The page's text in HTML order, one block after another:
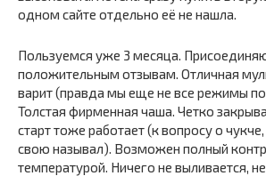
одном сайте отдельно её не нашла.
Пользуемся уже 3 месяца.
положительным отзывам. Отличная
варит (правда мы еще не все режимы
Толстая фирменная чаша. Четко
старт тоже работает (к вопросу о
свою называл). Возможен полный
температурой. Ничего не выливается,